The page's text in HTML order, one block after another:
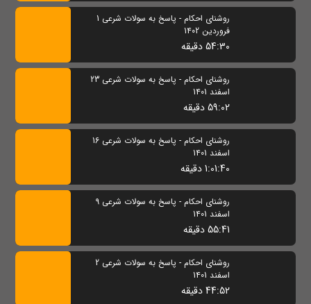
روشنای احکام - پاسخ به سولات شرعی 1
فروردین 1402
54:30 دقیقه
روشنای احکام - پاسخ به سولات شرعی 23
اسفند 1401
59:02 دقیقه
روشنای احکام - پاسخ به سولات شرعی 16
اسفند 1401
1:01:40 دقیقه
روشنای احکام - پاسخ به سولات شرعی 9
اسفند 1401
55:41 دقیقه
روشنای احکام - پاسخ به سولات شرعی 2
اسفند 1401
44:52 دقیقه